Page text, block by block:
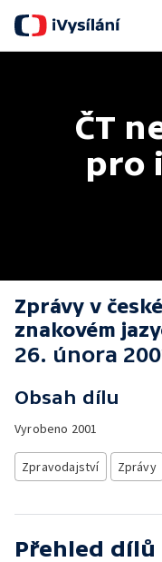
ČT
pro
Zprávy v
znakovém
26. února
Obsah dílu
Vyrobeno 2001
Zpravodajství Zprávy
Přehled dílů